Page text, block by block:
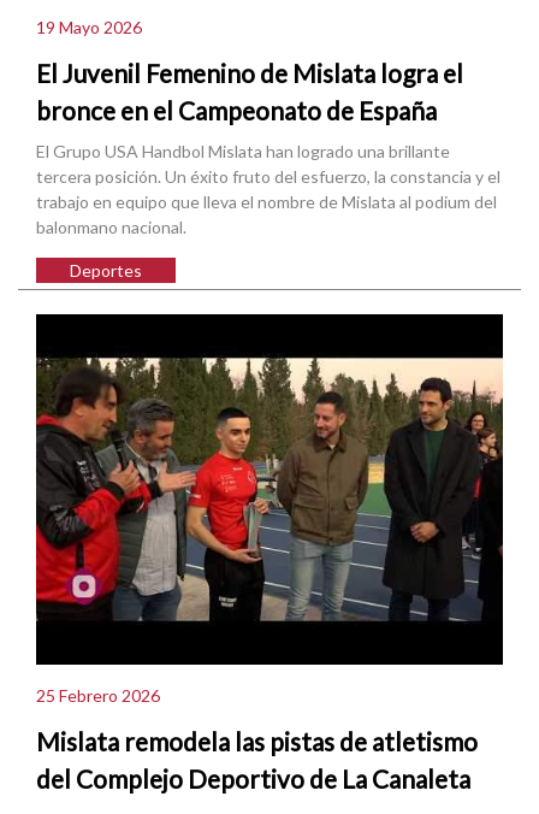
19 Mayo 2026
El Juvenil Femenino de Mislata logra el
bronce en el Campeonato de España
El Grupo USA Handbol Mislata han logrado una brillante
tercera posición. Un éxito fruto del esfuerzo, la constancia y el
trabajo en equipo que lleva el nombre de Mislata al podium del
balonmano nacional.
Deportes
25 Febrero 2026
Mislata remodela las pistas de atletismo
del Complejo Deportivo de La Canaleta